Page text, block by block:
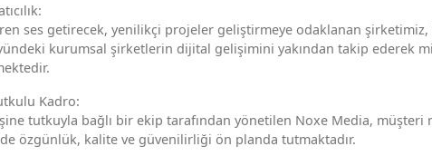
ses getirecek, yenilikçi projeler geliştirmeye odaklanan şirketimiz,
kurumsal şirketlerin dijital gelişimini yakından takip ederek
Kadro:
tutkuyla bağlı bir ekip tarafından yönetilen Noxe Media,
özgünlük, kalite ve güvenilirliği ön planda tutmaktadır.